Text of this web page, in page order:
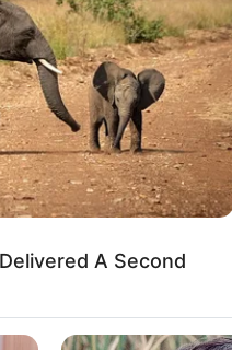
A Second